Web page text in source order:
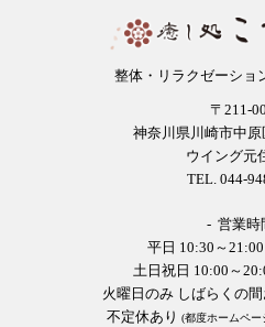
整体・リラクゼーショ
〒211-
神奈川県川崎市中原
ウイング元
TEL. 044-
- 営業時
平日 10:30～21:00
土日祝日 10:00～
火曜日のみ しばらくの間
不定休あり (都度ホームペ